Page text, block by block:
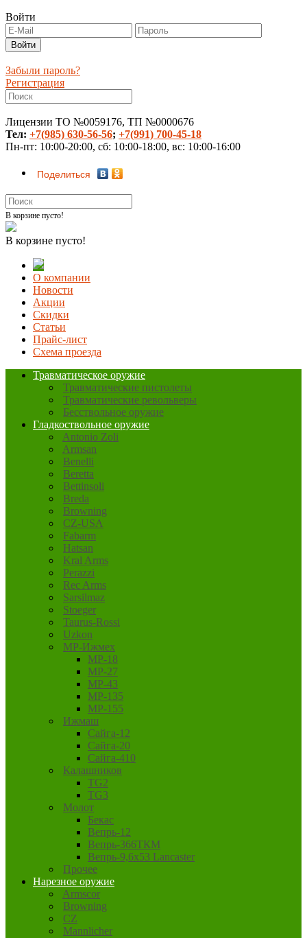
Войти
Забыли пароль?
Регистрация
Лицензии ТО №0059176, ТП №0000676
Тел: +7(985) 630-56-56; +7(991) 700-45-18
Пн-пт: 10:00-20:00, сб: 10:00-18:00, вс: 10:00-16:00
Поделиться
В корзине пусто!
В корзине пусто!
О компании
Новости
Акции
Скидки
Статьи
Прайс-лист
Схема проезда
Травматическое оружие
Травматические пистолеты
Травматические револьверы
Бесствольное оружие
Гладкоствольное оружие
Antonio Zoli
Armsan
Benelli
Beretta
Bettinsoli
Breda
Browning
CZ-USA
Fabarm
Hatsan
Kral Arms
Perazzi
Rec Arms
Sarsilmaz
Stoeger
Taurus-Rossi
Uzkon
MP-Ижмех
MP-18
MP-27
MP-43
MP-135
MP-155
Ижмаш
Сайга-12
Сайга-20
Сайга-410
Калашников
TG2
TG3
Молот
Бекас
Вепрь-12
Вепрь-366ТКМ
Вепрь-9,6х53 Lancaster
Прочее
Нарезное оружие
Armscor
Browning
CZ
Mannlicher